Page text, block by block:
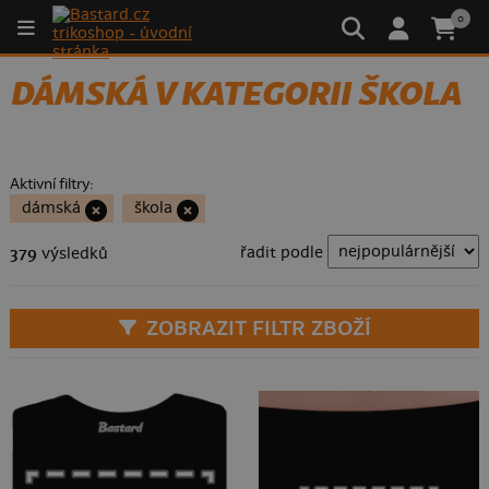
0
DÁMSKÁ V KATEGORII ŠKOLA
Aktivní filtry:
dámská škola
379 výsledků řadit podle
ZOBRAZIT FILTR ZBOŽÍ